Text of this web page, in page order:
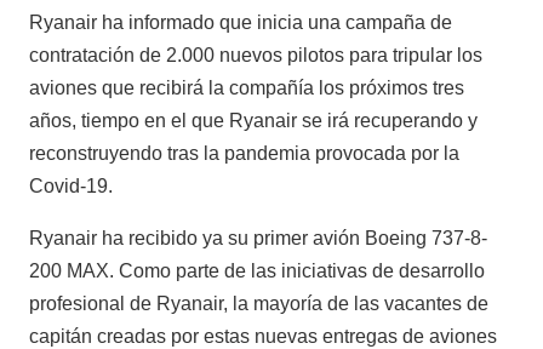
Ryanair ha informado que inicia una campaña de
contratación de 2.000 nuevos pilotos para tripular los
aviones que recibirá la compañía los próximos tres
años, tiempo en el que Ryanair se irá recuperando y
reconstruyendo tras la pandemia provocada por la
Covid-19.
Ryanair ha recibido ya su primer avión Boeing 737-8-
200 MAX. Como parte de las iniciativas de desarrollo
profesional de Ryanair, la mayoría de las vacantes de
capitán creadas por estas nuevas entregas de aviones